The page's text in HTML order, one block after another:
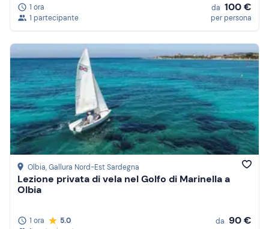
1 ora
1 partecipante
da 100 €
per persona
Olbia, Gallura Nord-Est Sardegna
Lezione privata di vela nel Golfo di Marinella a
Olbia
1 ora
5.0
da 90 €